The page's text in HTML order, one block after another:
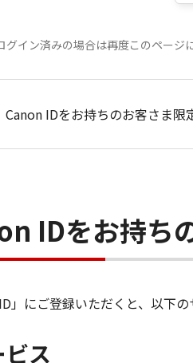
グイン済みの場合は再度このページ
Canon IDをお持ちのお客さま限
IDをお持ち
ID」にご登録いただくと、以下
ス